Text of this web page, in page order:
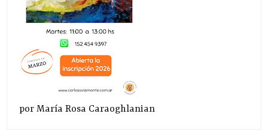
por María Rosa Caraoghlanian